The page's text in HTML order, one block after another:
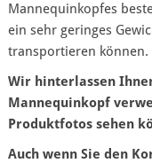
Mannequinkopfes
ein sehr geringes
transportieren können.
Wir hinterlassen
Mannequinkopf
Produktfotos sehen
Auch wenn Sie den